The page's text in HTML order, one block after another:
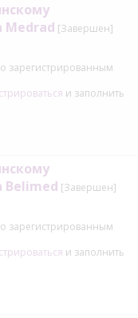
Medrad [Завершен]
зарегистрированным
и заполнить
Belimed [Завершен]
зарегистрированным
и заполнить